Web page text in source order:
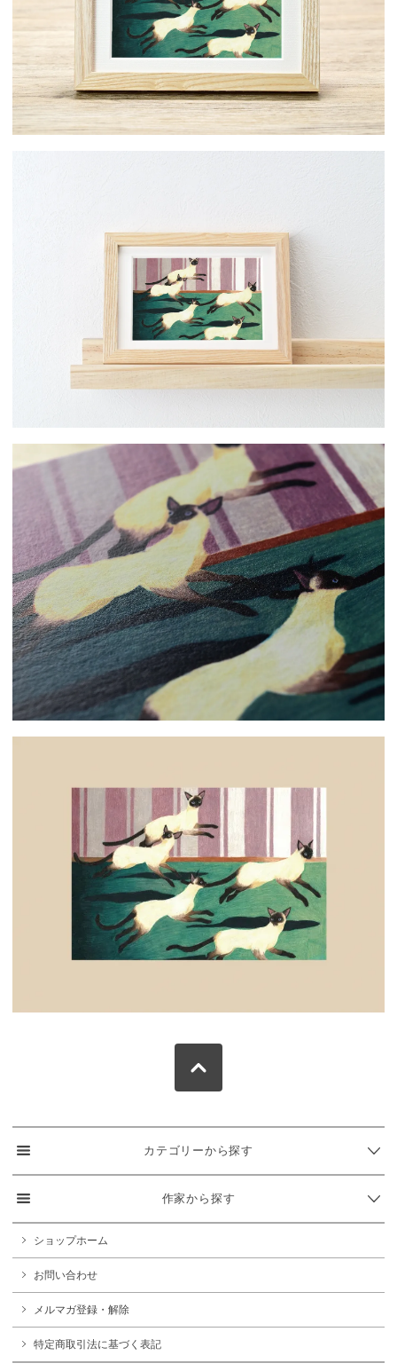
カテゴリーから探す
作家から探す
ショップホーム
お問い合わせ
メルマガ登録・解除
特定商取引法に基づく表記